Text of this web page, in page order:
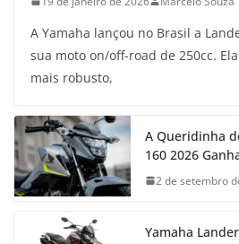
A Yamaha lançou no Brasil a
sua moto on/off-road de 250cc.
mais robusto,
A Queridinha
160 2026
2 de setembro
Yamaha